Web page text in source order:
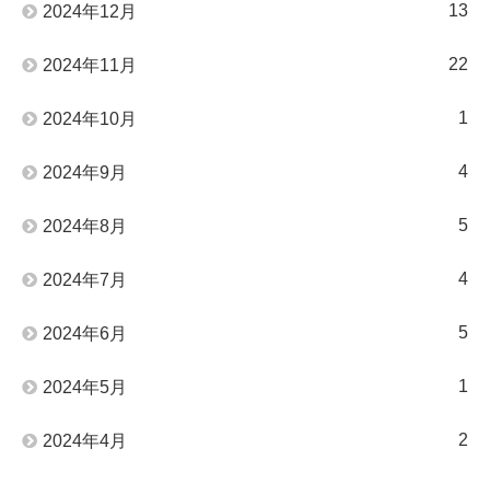
2024年12月 13
2024年11月 22
2024年10月 1
2024年9月 4
2024年8月 5
2024年7月 4
2024年6月 5
2024年5月 1
2024年4月 2